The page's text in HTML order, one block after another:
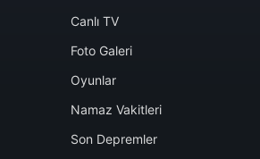
Canlı TV
Foto Galeri
Oyunlar
Namaz Vakitleri
Son Depremler